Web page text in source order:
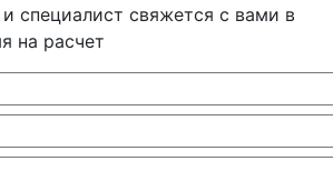
и специалист свяжется с вами в
на расчет